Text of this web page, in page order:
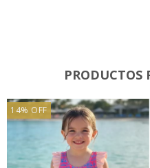
PRODUCTOS
14% OFF